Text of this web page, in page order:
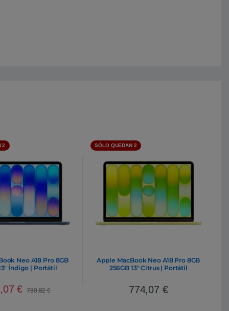
2
Neo A18 Pro 8GB
Índigo | Portátil
€ 780,82€
SÓLO QUEDAN 2
Apple MacBook Neo A18 Pro 8GB
256GB 13″ Citrus | Portátil
774,07 €